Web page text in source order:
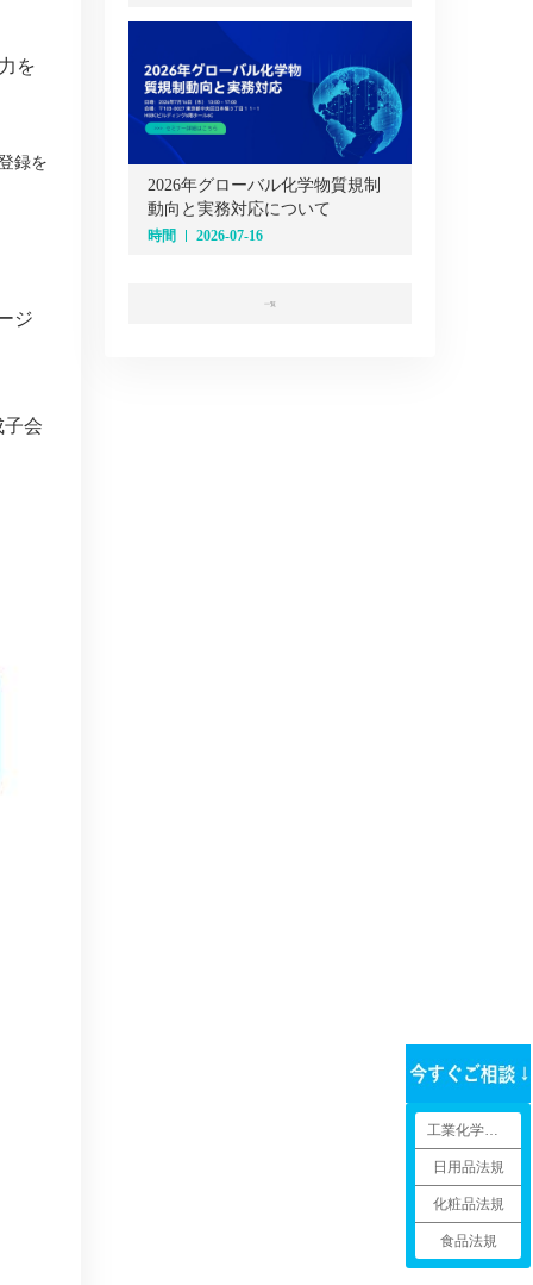
を
録を
ジ
会
2026年グローバル化学物質規制
動向と実務対応について
時間 2026-07-16
一覧
工業化学品法規
日用品法規
化粧品法規
食品法規